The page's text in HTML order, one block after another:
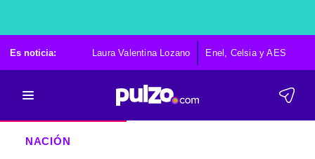
Es noticia: Laura Valentina Lozano Enel, Celsia y AES
NACIÓN